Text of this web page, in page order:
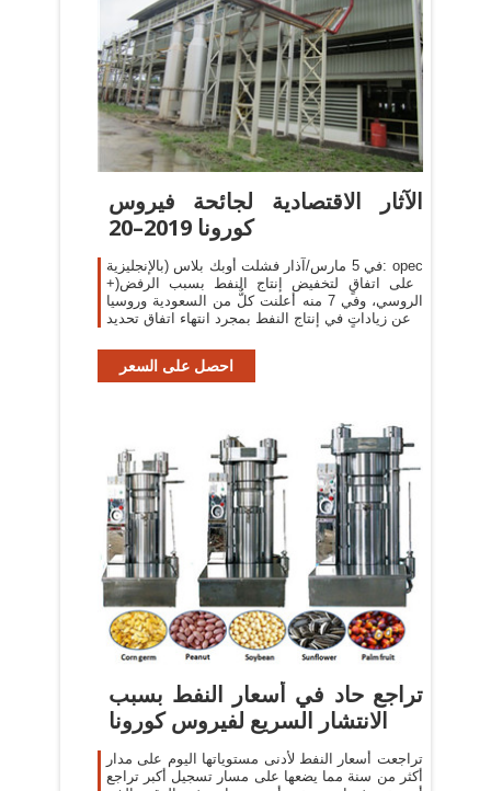
الآثار الاقتصادية لجائحة فيروس
كورونا 2019–20
في 5 مارس/آذار فشلت أوبك بلاس (بالإنجليزية: opec
+)‏ على اتفاقٍ لتخفيض إنتاج النفط بسبب الرفض
الروسي، وفي 7 منه أعلنت كلٌّ من السعودية وروسيا
عن زياداتٍ في إنتاج النفط بمجرد انتهاء اتفاق تحديد
احصل على السعر
تراجع حاد في أسعار النفط بسبب
الانتشار السريع لفيروس كورونا
تراجعت أسعار النفط لأدنى مستوياتها اليوم على مدار
أكثر من سنة مما يضعها على مسار تسجيل أكبر تراجع